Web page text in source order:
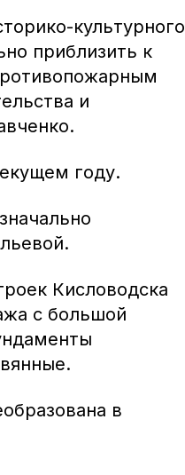
культурного
приблизить к
и
году.
Кисловодска
с большой
в